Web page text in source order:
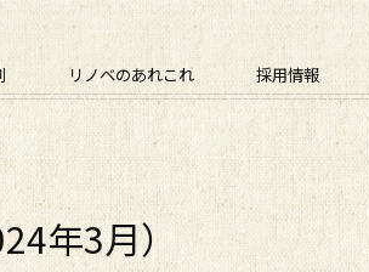
リノベのあれこれ 採用情報
年3月）